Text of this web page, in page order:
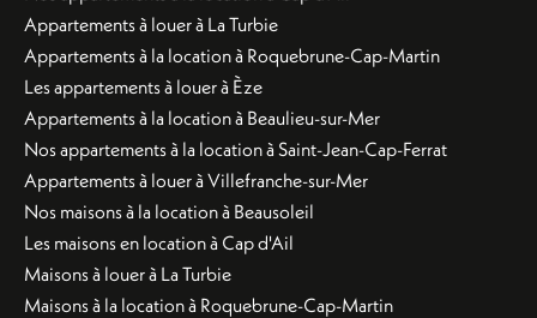
Appartements à louer à La Turbie
Appartements à la location à Roquebrune-Cap-Martin
Les appartements à louer à Èze
Appartements à la location à Beaulieu-sur-Mer
Nos appartements à la location à Saint-Jean-Cap-Ferrat
Appartements à louer à Villefranche-sur-Mer
Nos maisons à la location à Beausoleil
Les maisons en location à Cap d'Ail
Maisons à louer à La Turbie
Maisons à la location à Roquebrune-Cap-Martin